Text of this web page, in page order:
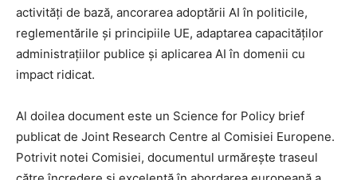
activități de bază, ancorarea adoptării AI în politicile,
reglementările și principiile UE, adaptarea capacităților
administrațiilor publice și aplicarea AI în domenii cu
impact ridicat.
Al doilea document este un Science for Policy brief
publicat de Joint Research Centre al Comisiei Europene.
Potrivit notei Comisiei, documentul urmărește traseul